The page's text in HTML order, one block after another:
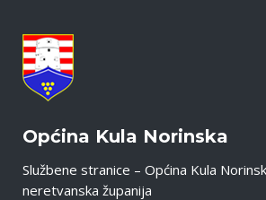
Općina Kula Norinska
Službene stranice – Općina Kula
neretvanska županija